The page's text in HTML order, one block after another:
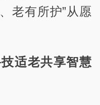
老有所护”从愿
适老共享智慧